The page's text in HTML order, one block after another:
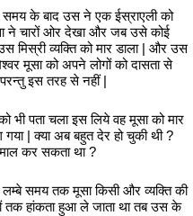
के बाद उस ने एक ईस्राएली को
ने चारों ओर देखा और जब उसे कोई
व्यक्ति को मार डाला | और उस
मूसा को अपने लोगों को दासता से
इस तरह से नहीं |
भी पता चला इस लिये वह मूसा को मार
| क्या अब बहुत देर हो चुकी थी ?
कर सकता था ?
समय तक मूसा किसी और व्यक्ति की
तक हांकता हुआ ले जाता था तब उस के